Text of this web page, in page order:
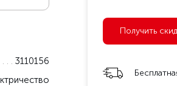
3110156
Получить